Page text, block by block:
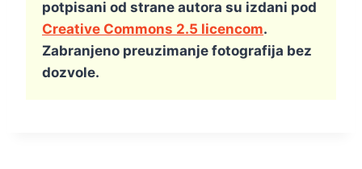
potpisani od strane autora su izdani pod
Creative Commons 2.5 licencom.
Zabranjeno preuzimanje fotografija bez
dozvole.